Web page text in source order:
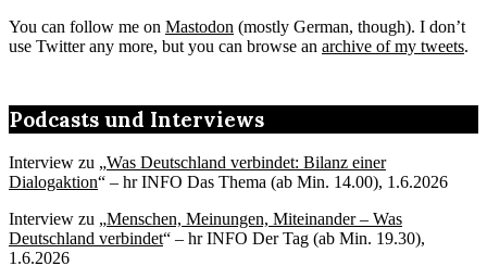
You can follow me on Mastodon (mostly German, though). I don’t
use Twitter any more, but you can browse an archive of my tweets.
Podcasts und Interviews
Interview zu „Was Deutschland verbindet: Bilanz einer
Dialogaktion“ – hr INFO Das Thema (ab Min. 14.00), 1.6.2026
Interview zu „Menschen, Meinungen, Miteinander – Was
Deutschland verbindet“ – hr INFO Der Tag (ab Min. 19.30),
1.6.2026